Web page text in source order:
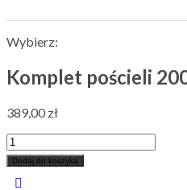
Wybierz:
Komplet pościeli
389,00 zł
Dodaj do koszyka